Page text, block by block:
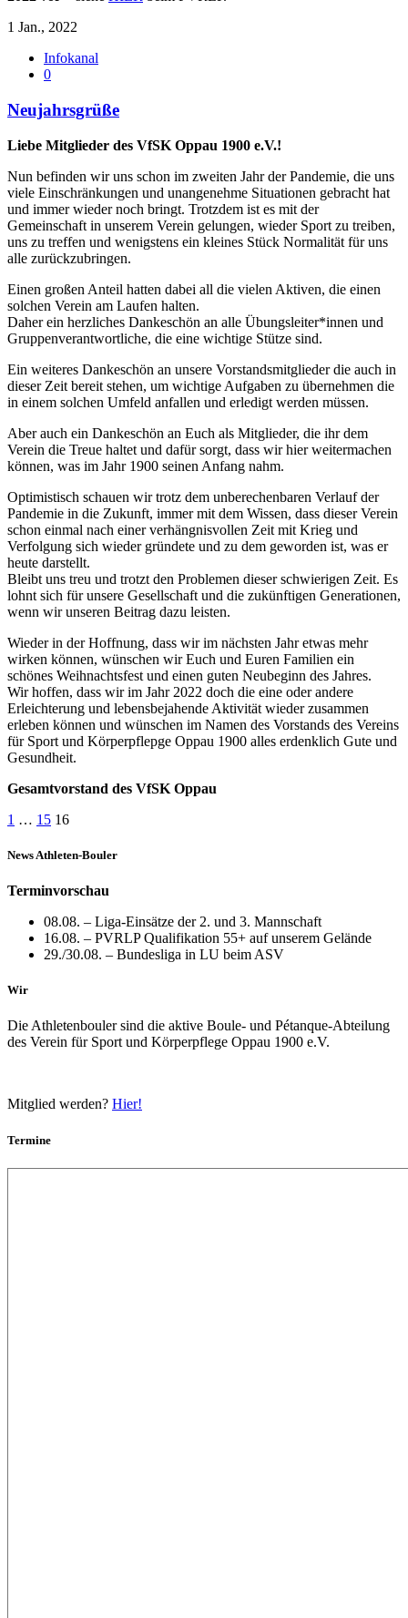
1 Jan., 2022
Infokanal
0
Neujahrsgrüße
Liebe Mitglieder des VfSK Oppau 1900 e.V.!
Nun befinden wir uns schon im zweiten Jahr der Pandemie, die uns
viele Einschränkungen und unangenehme Situationen gebracht hat
und immer wieder noch bringt. Trotzdem ist es mit der
Gemeinschaft in unserem Verein gelungen, wieder Sport zu treiben,
uns zu treffen und wenigstens ein kleines Stück Normalität für uns
alle zurückzubringen.
Einen großen Anteil hatten dabei all die vielen Aktiven, die einen
solchen Verein am Laufen halten.
Daher ein herzliches Dankeschön an alle Übungsleiter*innen und
Gruppenverantwortliche, die eine wichtige Stütze sind.
Ein weiteres Dankeschön an unsere Vorstandsmitglieder die auch in
dieser Zeit bereit stehen, um wichtige Aufgaben zu übernehmen die
in einem solchen Umfeld anfallen und erledigt werden müssen.
Aber auch ein Dankeschön an Euch als Mitglieder, die ihr dem
Verein die Treue haltet und dafür sorgt, dass wir hier weitermachen
können, was im Jahr 1900 seinen Anfang nahm.
Optimistisch schauen wir trotz dem unberechenbaren Verlauf der
Pandemie in die Zukunft, immer mit dem Wissen, dass dieser Verein
schon einmal nach einer verhängnisvollen Zeit mit Krieg und
Verfolgung sich wieder gründete und zu dem geworden ist, was er
heute darstellt.
Bleibt uns treu und trotzt den Problemen dieser schwierigen Zeit. Es
lohnt sich für unsere Gesellschaft und die zukünftigen Generationen,
wenn wir unseren Beitrag dazu leisten.
Wieder in der Hoffnung, dass wir im nächsten Jahr etwas mehr
wirken können, wünschen wir Euch und Euren Familien ein
schönes Weihnachtsfest und einen guten Neubeginn des Jahres.
Wir hoffen, dass wir im Jahr 2022 doch die eine oder andere
Erleichterung und lebensbejahende Aktivität wieder zusammen
erleben können und wünschen im Namen des Vorstands des Vereins
für Sport und Körperpflepge Oppau 1900 alles erdenklich Gute und
Gesundheit.
Gesamtvorstand des VfSK Oppau
Seitennummerierung
der
1 … 15 16
News Athleten-Bouler
Terminvorschau
08.08. – Liga-Einsätze der 2. und 3. Mannschaft
16.08. – PVRLP Qualifikation 55+ auf unserem Gelände
29./30.08. – Bundesliga in LU beim ASV
Wir
Die Athletenbouler sind die aktive Boule- und Pétanque-Abteilung
des Verein für Sport und Körperpflege Oppau 1900 e.V.
Mitglied werden? Hier!
Termine